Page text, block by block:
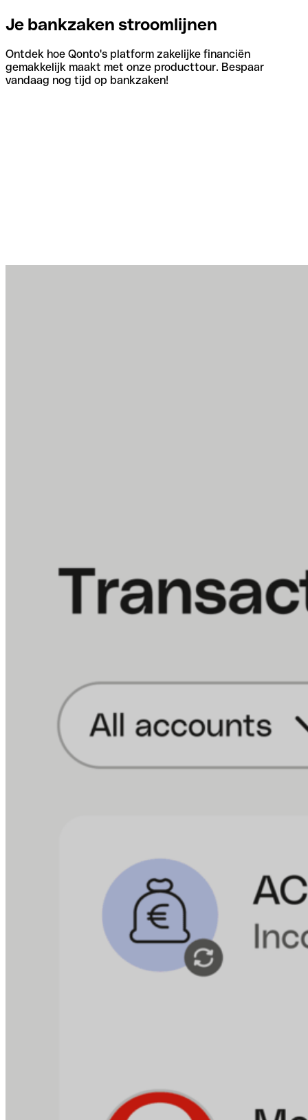
Je bankzaken stroomlijnen
Ontdek hoe Qonto's platform zakelijke financiën
gemakkelijk maakt met onze producttour. Bespaar
vandaag nog tijd op bankzaken!